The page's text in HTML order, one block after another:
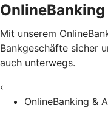
OnlineBanking
Mit unserem
Bankgeschäfte sicher
auch unterwegs.
‹
OnlineBanking &